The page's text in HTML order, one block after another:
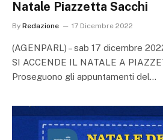
Natale Piazzetta Sacchi
By Redazione 17 Dicembre 2022
(AGENPARL) – sab 17 dicembre
SI ACCENDE IL NATALE A
Proseguono gli appuntamenti del…